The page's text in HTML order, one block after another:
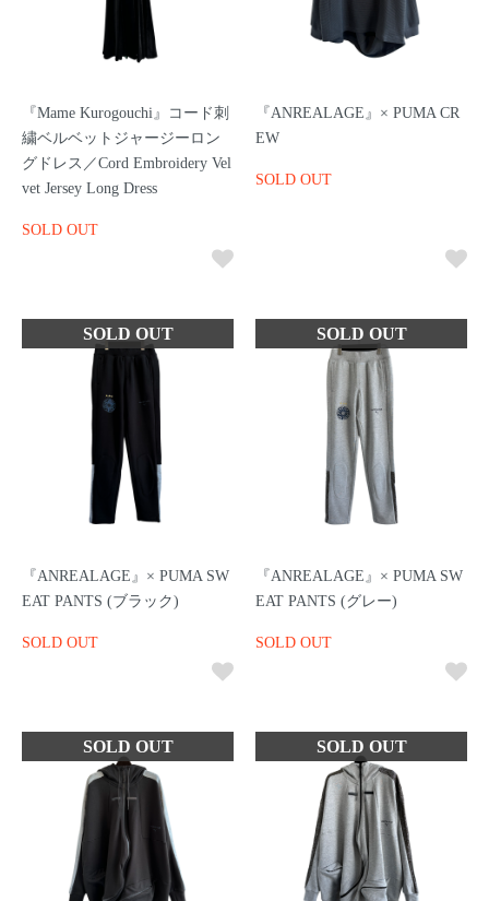
『Mame Kurogouchi』コード刺
繍ベルベットジャージーロン
グドレス／Cord Embroidery Vel
vet Jersey Long Dress
SOLD OUT
『ANREALAGE』× PUMA CR
EW
SOLD OUT
『ANREALAGE』× PUMA SW
EAT PANTS (ブラック)
SOLD OUT
『ANREALAGE』× PUMA SW
EAT PANTS (グレー)
SOLD OUT